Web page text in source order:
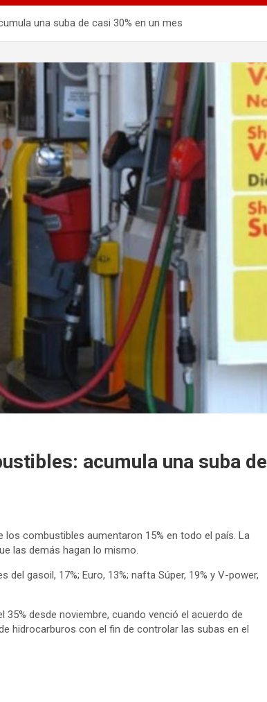
una suba de casi 30% en un mes
acumula una suba de
combustibles aumentaron 15% en todo el país. La
las demás hagan lo mismo.
gasoil, 17%; Euro, 13%; nafta Súper, 19% y V-power,
desde noviembre, cuando venció el acuerdo de
hidrocarburos con el fin de controlar las subas en el